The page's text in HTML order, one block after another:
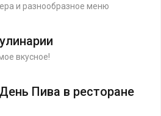
и разнообразное меню
вкусное!
Пива в ресторане